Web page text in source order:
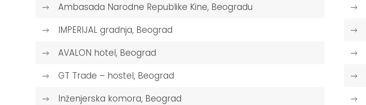
Ambasada Narodne Republike Kine, Beogradu
IMPERIJAL gradnja, Beograd
AVALON hotel, Beograd
GT Trade – hostel, Beograd
Inženjerska komora, Beograd